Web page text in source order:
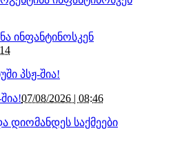
ინფანტინოსკენ
07/08/2026 | 08:46